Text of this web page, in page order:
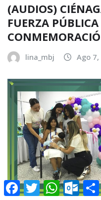
(AUDIOS)
FUERZA
lina_mbj Ago
Facebook
TwitterWhatsApp